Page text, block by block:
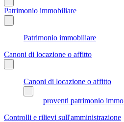
Patrimonio immobiliare
Patrimonio immobiliare
Canoni di locazione o affitto
Canoni di locazione o affitto
proventi patrimonio
Controlli e rilievi sull'amministrazione